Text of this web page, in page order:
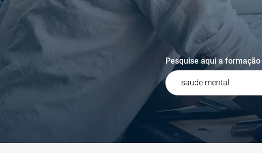
Pesquise aqui a formação